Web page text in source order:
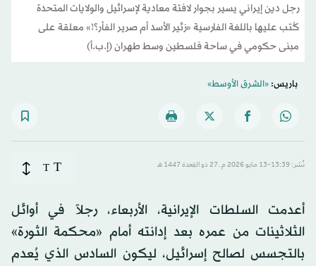
رجل دين إيراني يسير بجوار لافتة معادية لإسرائيل والولايات المتحدة
كُتب عليها باللغة الفارسية «زئير الأسد أم صرير الفأر؟!» معلقة على
مبنى حكومي في ساحة فلسطين وسط طهران (إ.ب.أ)
باريس:«الشرق الأوسط»
نُشر: 13:39-13 مايو 2026 م ـ 27 ذو القِعدة 1447 هـ T
T
أعدمت السلطات الإيرانية، الأربعاء، رجلاً في أوائل
الثلاثينات من عمره بعد إدانته أمام «محكمة الثورة»
بالتجسس لصالح إسرائيل، ليكون السادس الذي يُعدم